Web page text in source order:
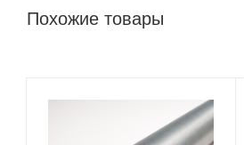
Похожие товары